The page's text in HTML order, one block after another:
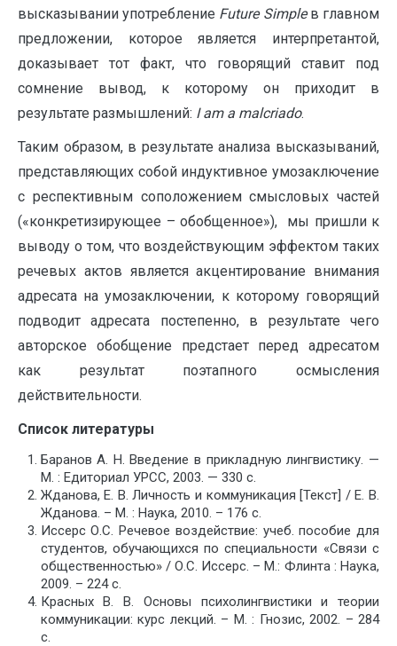
высказывании употребление Future Simpleв главном
предложении, которое является интерпретантой,
доказывает тот факт, что говорящий ставит под
сомнение вывод, к которому он приходит в
результате размышлений: I am a malcriado.
Таким образом, в результате анализа высказываний,
представляющих собой индуктивное умозаключение
с респективным соположением смысловых частей
(«конкретизирующее – обобщенное»), мы пришли к
выводу о том, что воздействующим эффектом таких
речевых актов является акцентирование внимания
адресата на умозаключении, к которому говорящий
подводит адресата постепенно, в результате чего
авторское обобщение предстает перед адресатом
как результат поэтапного осмысления
действительности.
Список литературы
Баранов А. Н. Введение в прикладную лингвистику. —
М. : Едиториал УРСС, 2003. — 330 с.
Жданова, Е. В. Личность и коммуникация [Текст] / Е. В.
Жданова. – М. : Наука, 2010. – 176 с.
Иссерс О.С. Речевое воздействие: учеб. пособие для
студентов, обучающихся по специальности «Связи с
общественностью» / О.С. Иссерс. – М.: Флинта : Наука,
2009. – 224 с.
Красных В. В. Основы психолингвистики и теории
коммуникации: курс лекций. – М. : Гнозис, 2002. – 284
с.